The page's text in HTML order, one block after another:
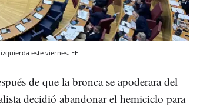
este viernes. EE
de que la bronca se apoderara del
decidió abandonar el hemiciclo para